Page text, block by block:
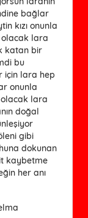
bağlar
kızı onunla
olacak lara
katan bir
bu
için lara hep
onunla
lara
doğal
gibi
dokunan
kaybetme
her anı